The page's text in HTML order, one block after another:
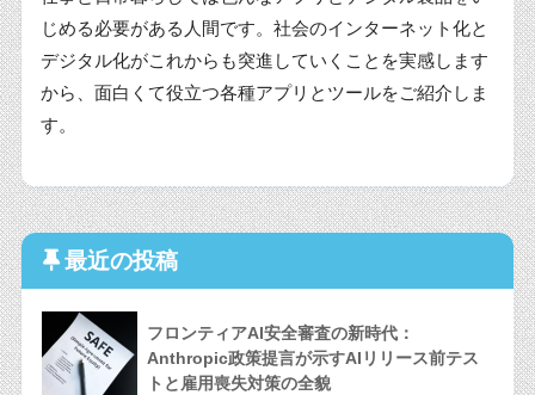
じめる必要がある人間です。社会のインターネット化と
デジタル化がこれからも突進していくことを実感します
から、面白くて役立つ各種アプリとツールをご紹介しま
す。
最近の投稿
フロンティアAI安全審査の新時代：
Anthropic政策提言が示すAIリリース前テス
トと雇用喪失対策の全貌